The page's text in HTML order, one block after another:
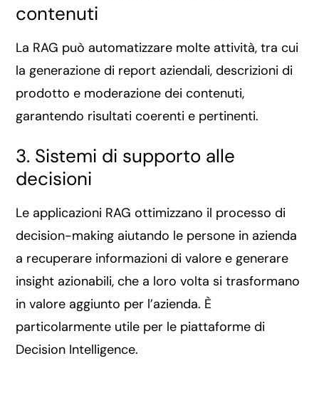
contenuti
La RAG può automatizzare molte attività, tra cui
la generazione di report aziendali, descrizioni di
prodotto e moderazione dei contenuti,
garantendo risultati coerenti e pertinenti.
3. Sistemi di supporto alle
decisioni
Le applicazioni RAG ottimizzano il processo di
decision-making aiutando le persone in azienda
a recuperare informazioni di valore e generare
insight azionabili, che a loro volta si trasformano
in valore aggiunto per l’azienda. È
particolarmente utile per le piattaforme di
Decision Intelligence.